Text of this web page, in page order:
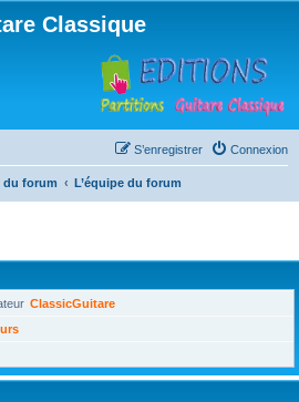
Classique
Connexion
S’enregistrer
du forum L’équipe du forum
ClassicGuitare